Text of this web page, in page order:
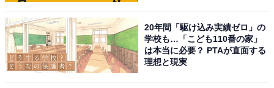
20年間「駆け込み実績ゼロ」の
学校も…「こども110番の家」
は本当に必要？ PTAが直面する
理想と現実